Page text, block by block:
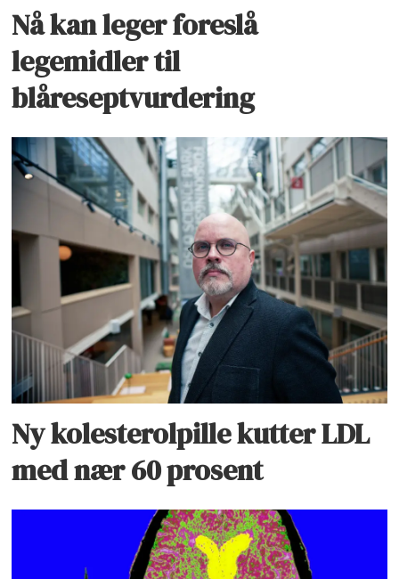
Nå kan leger foreslå
legemidler til
blåreseptvurdering
Ny kolesterolpille kutter LDL
med nær 60 prosent